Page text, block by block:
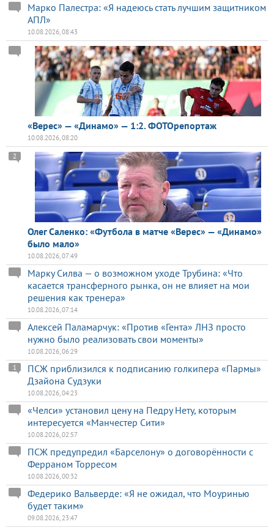
Марко Палестра: «Я надеюсь стать лучшим защитником
АПЛ»
10.08.2026, 08:43
«Верес» — «Динамо» — 1:2. ФОТОрепортаж
10.08.2026, 08:20
Олег Саленко: «Футбола в матче «Верес» — «Динамо»
было мало»
2
10.08.2026, 07:49
Марку Силва — о возможном уходе Трубина: «Что
касается трансферного рынка, он не влияет на мои
решения как тренера»
10.08.2026, 07:14
Алексей Паламарчук: «Против «Гента» ЛНЗ просто
нужно было реализовать свои моменты»
10.08.2026, 06:29
ПСЖ приблизился к подписанию голкипера «Пармы»
Дзайона Судзуки
1
10.08.2026, 04:23
«Челси» установил цену на Педру Нету, которым
интересуется «Манчестер Сити»
10.08.2026, 02:57
ПСЖ предупредил «Барселону» о договорённости с
Ферраном Торресом
10.08.2026, 00:32
Федерико Вальверде: «Я не ожидал, что Моуринью
будет таким»
09.08.2026, 23:47